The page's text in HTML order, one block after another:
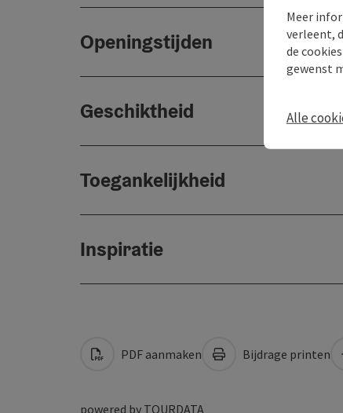
Openingstijden
Geschiktheid
Toegankelijkheid
Inspiratie
PDF aanmaken Bijdrage printen
powered by TOURDATA
Meer
verleent,
de
gewenst
Alle